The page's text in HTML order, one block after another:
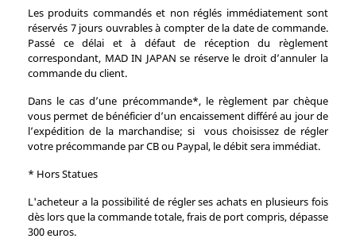
Les produits commandés et non réglés immédiatement sont
réservés 7 jours ouvrables à compter de la date de commande.
Passé ce délai et à défaut de réception du règlement
correspondant, MAD IN JAPAN se réserve le droit d’annuler la
commande du client.
Dans le cas d’une précommande*, le règlement par chèque
vous permet de bénéficier d’un encaissement différé au jour de
l’expédition de la marchandise; si vous choisissez de régler
votre précommande par CB ou Paypal, le débit sera immédiat.
* Hors Statues
L'acheteur a la possibilité de régler ses achats en plusieurs fois
dès lors que la commande totale, frais de port compris, dépasse
300 euros.